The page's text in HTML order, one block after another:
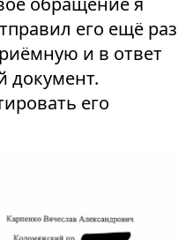
его ещё раз
и в ответ
документ.
его